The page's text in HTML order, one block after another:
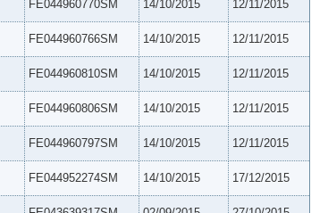
FE044960770SM 14/10/2015 12/11/2015
FE044960766SM 14/10/2015 12/11/2015
FE044960810SM 14/10/2015 12/11/2015
FE044960806SM 14/10/2015 12/11/2015
FE044960797SM 14/10/2015 12/11/2015
FE044952274SM 14/10/2015 17/12/2015